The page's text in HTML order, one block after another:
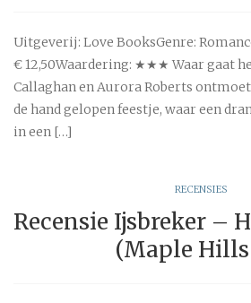
Uitgeverij: Love BooksGenre:
€ 12,50Waardering: ★★★ Waar gaat
Callaghan en Aurora Roberts
de hand gelopen feestje, waar een
in een […]
RECENSIES
Recensie Ijsbreker –
(Maple Hills